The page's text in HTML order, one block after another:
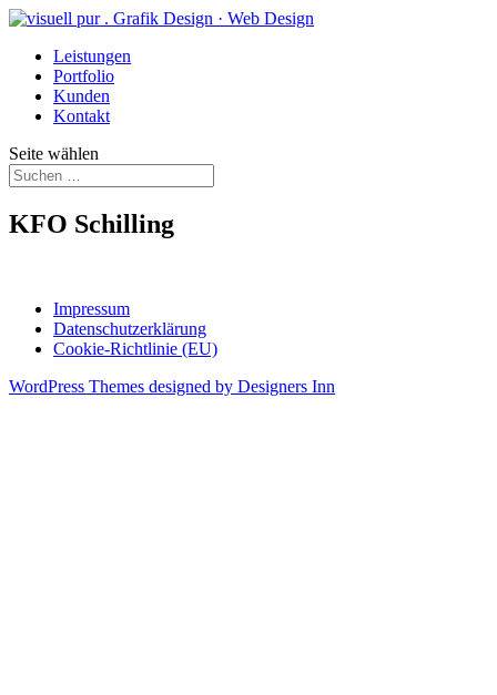
Leistungen
Portfolio
Kunden
Kontakt
Seite wählen
KFO Schilling
Impressum
Datenschutzerklärung
Cookie-Richtlinie (EU)
WordPress Themes designed by Designers Inn